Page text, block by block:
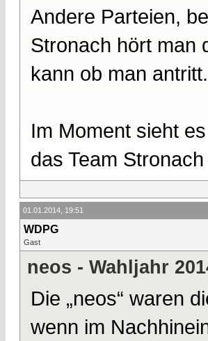
Andere Parteien,
Stronach hört man
kann ob man
Im Moment sieht
das Team
01.01.2014, 19:51
WDPG
Gast
neos - Wahljahr
Die „neos“ waren
wenn im